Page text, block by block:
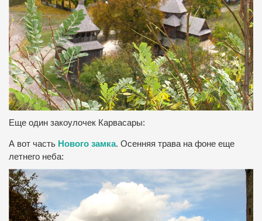
Еще один закоулочек Карвасары:
А вот часть Нового замка. Осенняя трава на фоне еще
летнего неба: